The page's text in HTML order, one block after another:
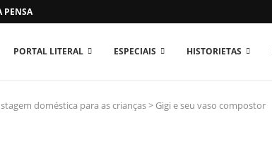
O MUNDO...
PORTAL LITERAL ESPECIAIS HISTORIETAS
doméstica para as crianças> Gigi e seu vaso compostor